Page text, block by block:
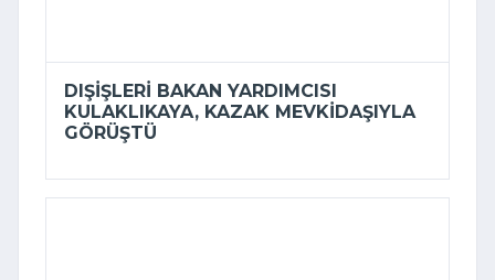
DIŞIŞLERI BAKAN YARDIMCISI
KULAKLIKAYA, KAZAK MEVKIDAŞIYLA
GÖRÜŞTÜ